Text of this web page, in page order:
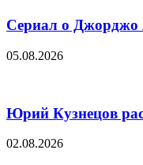
Сериал о Джорджо
05.08.2026
Юрий Кузнецов
02.08.2026